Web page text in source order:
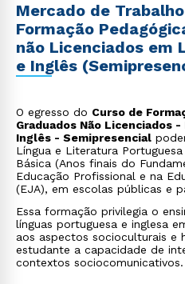
Mercado de
Formação
não Licenciados em
e Inglês
O egresso do Curso de
Graduados Não Licenciados
Inglês - Semipresencial
Língua e Literatura
Básica (Anos finais do
Educação Profissional e na
(EJA), em escolas públicas e
Essa formação privilegia o
línguas portuguesa e inglesa
aos aspectos socioculturais e
estudante a capacidade de
contextos sociocomunicativos.